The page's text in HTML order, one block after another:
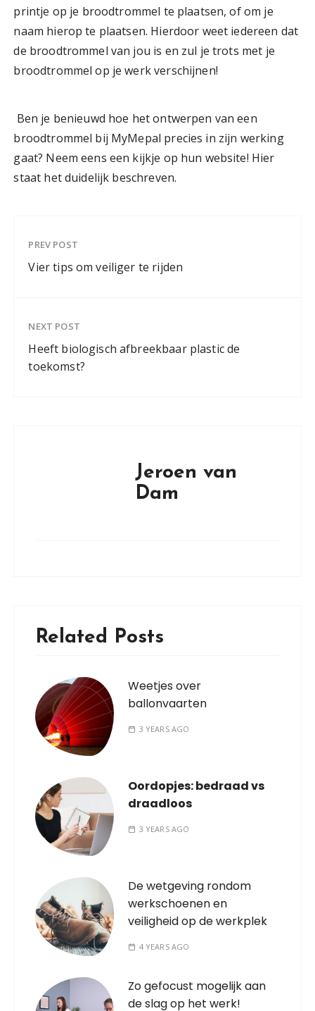
printje op je broodtrommel te plaatsen, of om je
naam hierop te plaatsen. Hierdoor weet iedereen dat
de broodtrommel van jou is en zul je trots met je
broodtrommel op je werk verschijnen!
Ben je benieuwd hoe het ontwerpen van een
broodtrommel bij MyMepal precies in zijn werking
gaat? Neem eens een kijkje op hun website! Hier
staat het duidelijk beschreven.
PREV POST
Vier tips om veiliger te rijden
NEXT POST
Heeft biologisch afbreekbaar plastic de
toekomst?
Jeroen van
Dam
Related Posts
Weetjes over
ballonvaarten
3 YEARS AGO
Oordopjes: bedraad vs
draadloos
3 YEARS AGO
De wetgeving rondom
werkschoenen en
veiligheid op de werkplek
4 YEARS AGO
Zo gefocust mogelijk aan
de slag op het werk!